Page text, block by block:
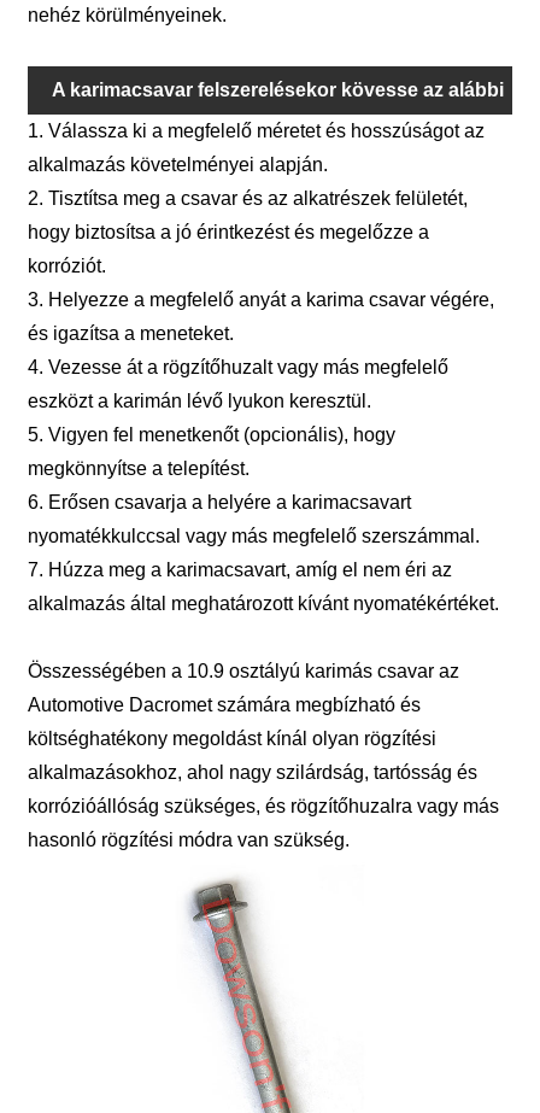
nehéz körülményeinek.
A karimacsavar felszerelésekor kövesse az alábbi
lépéseket:
1. Válassza ki a megfelelő méretet és hosszúságot az
alkalmazás követelményei alapján.
2. Tisztítsa meg a csavar és az alkatrészek felületét,
hogy biztosítsa a jó érintkezést és megelőzze a
korróziót.
3. Helyezze a megfelelő anyát a karima csavar végére,
és igazítsa a meneteket.
4. Vezesse át a rögzítőhuzalt vagy más megfelelő
eszközt a karimán lévő lyukon keresztül.
5. Vigyen fel menetkenőt (opcionális), hogy
megkönnyítse a telepítést.
6. Erősen csavarja a helyére a karimacsavart
nyomatékkulccsal vagy más megfelelő szerszámmal.
7. Húzza meg a karimacsavart, amíg el nem éri az
alkalmazás által meghatározott kívánt nyomatékértéket.
Összességében a 10.9 osztályú karimás csavar az
Automotive Dacromet számára megbízható és
költséghatékony megoldást kínál olyan rögzítési
alkalmazásokhoz, ahol nagy szilárdság, tartósság és
korrózióállóság szükséges, és rögzítőhuzalra vagy más
hasonló rögzítési módra van szükség.